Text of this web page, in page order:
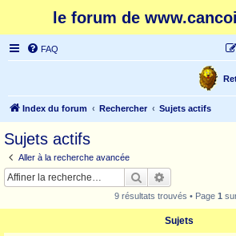
le forum de
FAQ
Index du forum Rechercher Sujets actifs
Sujets actifs
Aller à la recherche avancée
Rechercher
9 résultats trouvés • Page 1
Sujets